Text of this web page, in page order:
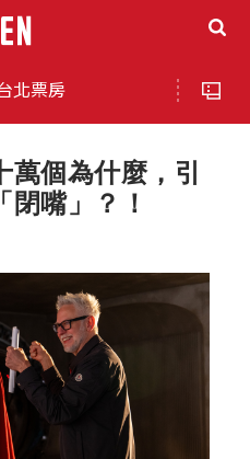
北票房
個為什麼，引
嘴」？！